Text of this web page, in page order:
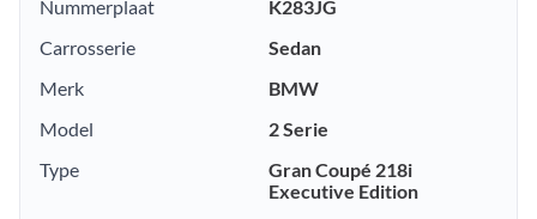
Nummerplaat
K283JG
Carrosserie
Sedan
Merk
BMW
Model
2 Serie
Type
Gran Coupé 218i
Executive Edition